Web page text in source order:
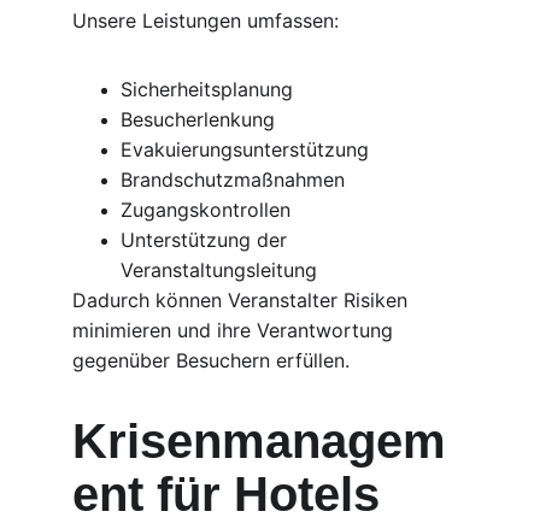
Unsere Leistungen umfassen:
Sicherheitsplanung
Besucherlenkung
Evakuierungsunterstützung
Brandschutzmaßnahmen
Zugangskontrollen
Unterstützung der
Veranstaltungsleitung
Dadurch können Veranstalter Risiken
minimieren und ihre Verantwortung
gegenüber Besuchern erfüllen.
Krisenmanagem
ent für Hotels